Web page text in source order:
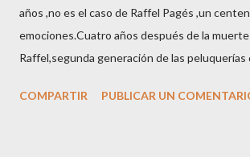
años ,no es el caso de Raffel Pagés ,un
emociones.Cuatro años después de la
Raffel,segunda generación de las peluquerías
sector en una cena de reconocimiento.Sus
COMPARTIR PUBLICAR UN